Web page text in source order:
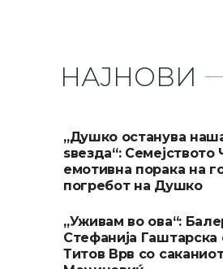
НАЈНОВИ
„Душко останува
ѕвезда“:
емотивна порака на
погребот на Душко
„Уживам во ова“:
Стефанија Гаштарска
Титов Врв со